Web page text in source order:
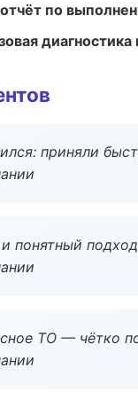
по
приняли
понятный
ТО — чётко